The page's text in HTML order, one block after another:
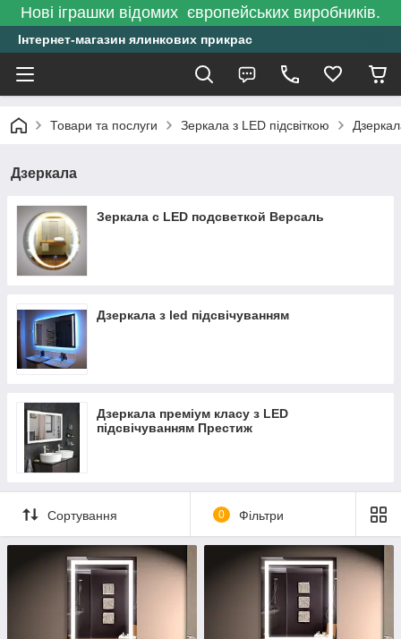
Нові іграшки відомих європейських виробників.
Інтернет-магазин ялинкових прикрас
Товари та послуги Зеркала з LED підсвіткою
Дзеркала
Зеркала с LED подсветкой Версаль
Дзеркала з led підсвічуванням
Дзеркала преміум класу з LED
підсвічуванням Престиж
Сортування 0 Фільтри